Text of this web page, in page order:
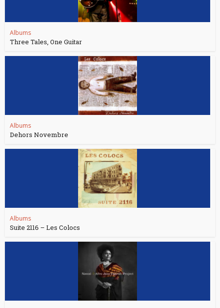
Albums
Three Tales, One Guitar
Albums
Dehors Novembre
Albums
Suite 2116 – Les Colocs